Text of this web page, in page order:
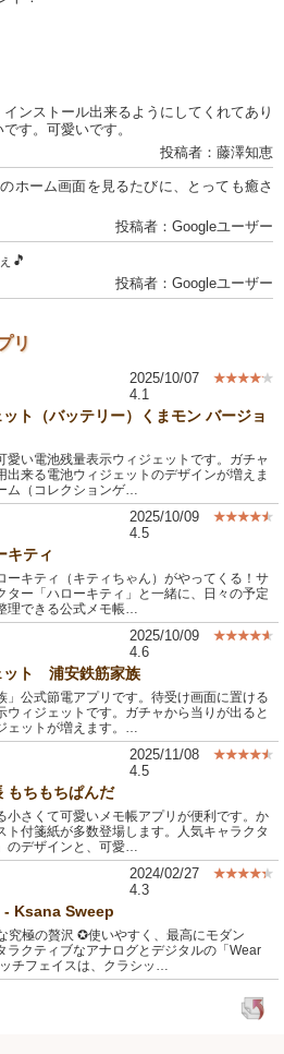
ンストール出来るようにしてくれてあり
す。可愛いです。
投稿者：藤澤知恵
ホーム画面を見るたびに、とっても癒さ
投稿者：Googleユーザー
🎵
投稿者：Googleユーザー
リ
2025/10/07
4.1
ト（バッテリー）くまモン バージョ
愛い電池残量表示ウィジェットです。ガチャ
出来る電池ウィジェットのデザインが増えま
（コレクションゲ…
2025/10/09
4.5
キティ
ーキティ（キティちゃん）がやってくる！サ
ター「ハローキティ」と一緒に、日々の予定
理できる公式メモ帳…
2025/10/09
4.6
ット 浦安鉄筋家族
」公式節電アプリです。待受け画面に置ける
ウィジェットです。ガチャから当りが出ると
ェットが増えます。…
2025/11/08
4.5
もちもちぱんだ
小さくて可愛いメモ帳アプリが便利です。か
ト付箋紙が多数登場します。人気キャラクタ
のデザインと、可愛…
2024/02/27
4.3
Ksana Sweep
究極の贅沢 ✪使いやすく、最高にモダン
ラクティブなアナログとデジタルの「Wear
チフェイスは、クラシッ…